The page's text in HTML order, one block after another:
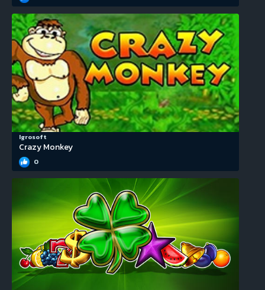
Igrosoft
Crazy Monkey
0